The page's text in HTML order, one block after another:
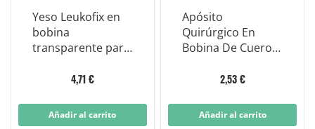
Yeso Leukofix en
bobina
transparente para
5mx2,5cm
4,71 €
Añadir al carrito
Apósito
Quirúrgico En
Bobina De Cuero
1,25x500 Cm
2,53 €
Añadir al carrito